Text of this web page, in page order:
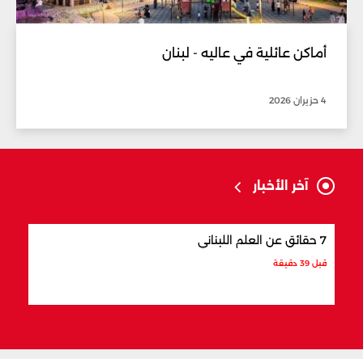
أماكن عائلية في عاليه - لبنان
4 حزيران 2026
آخر الأخبار
7 حقائق عن العلم اللبناني
قبل 39 دقيقة